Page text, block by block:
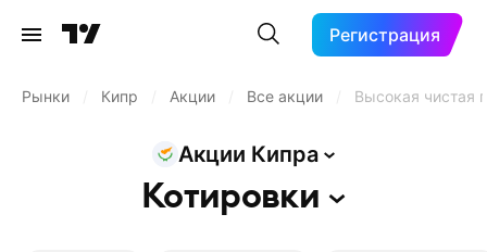
Регистрация
Рынки Кипр Акции Все акции Высокая чистая
Акции Кипра
Котировки